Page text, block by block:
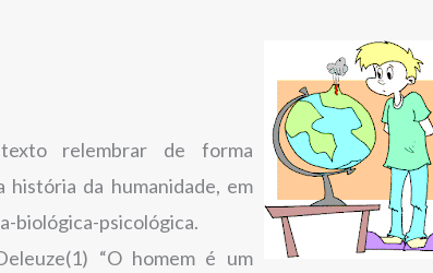
relembrar de forma
da humanidade, em
biológica-psicológica.
“O homem é um